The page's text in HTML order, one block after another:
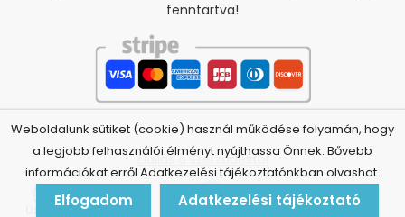
fenntartva!
Üzlet Kosár Fiók
Weboldalunk sütiket (cookie) használ működése folyamán, hogy
a legjobb felhasználói élményt nyújthassa Önnek. Bővebb
információkat erről Adatkezelési tájékoztatónkban olvashat.
Elfogadom Adatkezelési tájékoztató
Elállás a szerződéstől